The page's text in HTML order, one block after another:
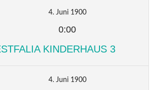
4. Juni 1900
0:00
KINDERHAUS 3
4. Juni 1900